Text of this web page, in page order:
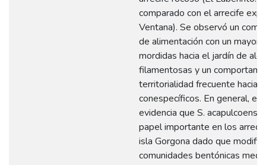
comparado con el arrecife
Ventana). Se observó un
de alimentación con un mayor
mordidas hacia el jardín de
filamentosas y un
territorialidad frecuente hacia
conespecíficos. En general,
evidencia que S.
papel importante en los
isla Gorgona dado que
comunidades bentónicas